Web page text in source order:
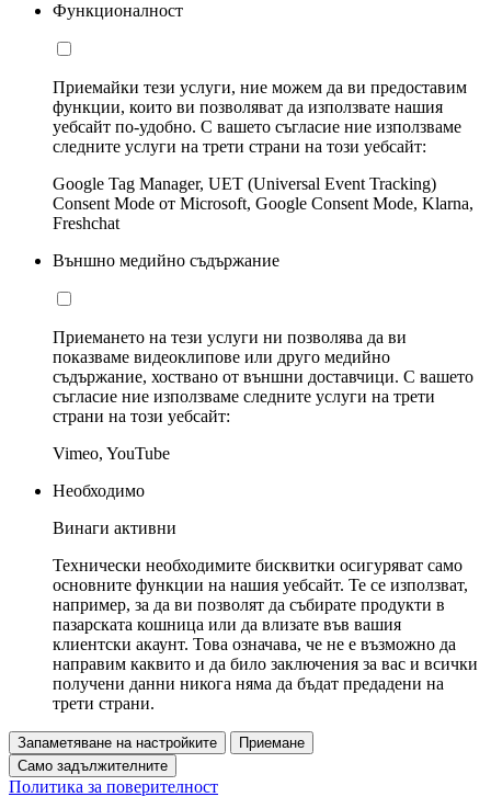
Функционалност
Приемайки тези услуги, ние можем да ви предоставим
функции, които ви позволяват да използвате нашия
уебсайт по-удобно. С вашето съгласие ние използваме
следните услуги на трети страни на този уебсайт:
Google Tag Manager, UET (Universal Event Tracking)
Consent Mode от Microsoft, Google Consent Mode, Klarna,
Freshchat
Външно медийно съдържание
Приемането на тези услуги ни позволява да ви
показваме видеоклипове или друго медийно
съдържание, хоствано от външни доставчици. С вашето
съгласие ние използваме следните услуги на трети
страни на този уебсайт:
Vimeo, YouTube
Необходимо
Винаги активни
Технически необходимите бисквитки осигуряват само
основните функции на нашия уебсайт. Те се използват,
например, за да ви позволят да събирате продукти в
пазарската кошница или да влизате във вашия
клиентски акаунт. Това означава, че не е възможно да
направим каквито и да било заключения за вас и всички
получени данни никога няма да бъдат предадени на
трети страни.
Запаметяване на настройките
Приемане
Само задължителните
Политика за поверителност